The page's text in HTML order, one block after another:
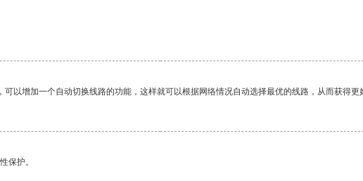
以增加一个自动切换线路的功能，这样就可以根据网络情况自动选择最优的线路，从而获得更
保护。